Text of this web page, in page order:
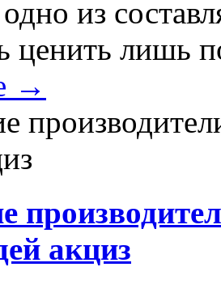
одно из
ценить лишь
→
акциз